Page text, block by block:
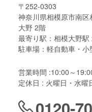
〒252-0303
神奈川県相模原市南
大野 2階
最寄り駅：相模大野
駐車場：軽自動車・
営業時間 :10:00～
定休日 : 火曜日・水曜